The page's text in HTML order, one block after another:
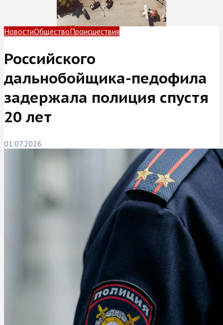
НовостиОбществоПроисшествия
Российского
дальнобойщика-педофила
задержала полиция спустя
20 лет
01.07.2026